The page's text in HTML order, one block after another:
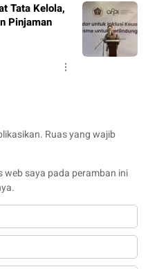
Tata Kelola,
Pinjaman
Ruas yang wajib
web saya pada peramban ini